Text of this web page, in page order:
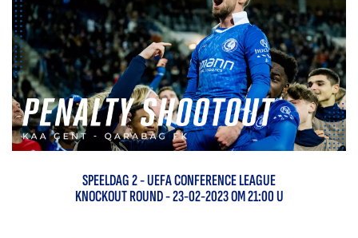
SPEELDAG2-UEFA CONFERENCE LEAGUE
KNOCKOUT ROUND- 23-02-2023 OM 21:00 U